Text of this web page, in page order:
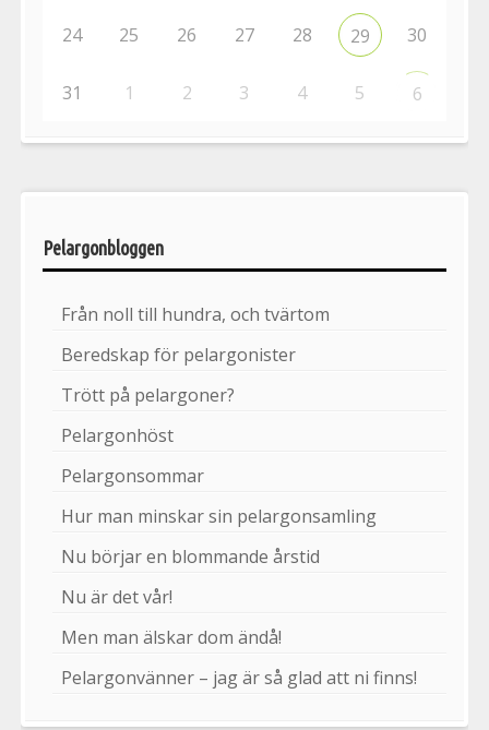
24 25 26 27 28 29 30
31 1 2 3 4 5 6
Pelargonbloggen
Från noll till hundra, och tvärtom
Beredskap för pelargonister
Trött på pelargoner?
Pelargonhöst
Pelargonsommar
Hur man minskar sin pelargonsamling
Nu börjar en blommande årstid
Nu är det vår!
Men man älskar dom ändå!
Pelargonvänner – jag är så glad att ni finns!